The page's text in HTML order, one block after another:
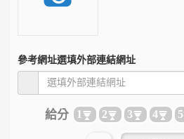
參考網址選填外部連結網址
給分 1 2 3 4 5